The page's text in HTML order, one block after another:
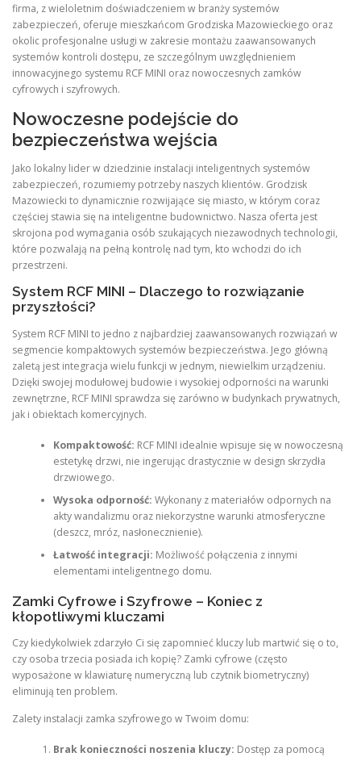
firma, z wieloletnim doświadczeniem w branży systemów
zabezpieczeń, oferuje mieszkańcom Grodziska Mazowieckiego oraz
okolic profesjonalne usługi w zakresie montażu zaawansowanych
systemów kontroli dostępu, ze szczególnym uwzględnieniem
innowacyjnego systemu RCF MINI oraz nowoczesnych zamków
cyfrowych i szyfrowych.
Nowoczesne podejście do
bezpieczeństwa wejścia
Jako lokalny lider w dziedzinie instalacji inteligentnych systemów
zabezpieczeń, rozumiemy potrzeby naszych klientów. Grodzisk
Mazowiecki to dynamicznie rozwijające się miasto, w którym coraz
częściej stawia się na inteligentne budownictwo. Nasza oferta jest
skrojona pod wymagania osób szukających niezawodnych technologii,
które pozwalają na pełną kontrolę nad tym, kto wchodzi do ich
przestrzeni.
System RCF MINI – Dlaczego to rozwiązanie
przyszłości?
System RCF MINI to jedno z najbardziej zaawansowanych rozwiązań w
segmencie kompaktowych systemów bezpieczeństwa. Jego główną
zaletą jest integracja wielu funkcji w jednym, niewielkim urządzeniu.
Dzięki swojej modułowej budowie i wysokiej odporności na warunki
zewnętrzne, RCF MINI sprawdza się zarówno w budynkach prywatnych,
jak i obiektach komercyjnych.
Kompaktowość: RCF MINI idealnie wpisuje się w nowoczesną
estetykę drzwi, nie ingerując drastycznie w design skrzydła
drzwiowego.
Wysoka odporność: Wykonany z materiałów odpornych na
akty wandalizmu oraz niekorzystne warunki atmosferyczne
(deszcz, mróz, nasłonecznienie).
Łatwość integracji: Możliwość połączenia z innymi
elementami inteligentnego domu.
Zamki Cyfrowe i Szyfrowe – Koniec z
kłopotliwymi kluczami
Czy kiedykolwiek zdarzyło Ci się zapomnieć kluczy lub martwić się o to,
czy osoba trzecia posiada ich kopię? Zamki cyfrowe (często
wyposażone w klawiaturę numeryczną lub czytnik biometryczny)
eliminują ten problem.
Zalety instalacji zamka szyfrowego w Twoim domu:
Brak konieczności noszenia kluczy: Dostęp za pomocą